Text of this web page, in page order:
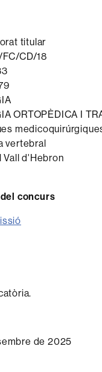
titular
CD/18
ORTOPÈDICA I
vertebral
Vall d'Hebron
concurs
de 2025